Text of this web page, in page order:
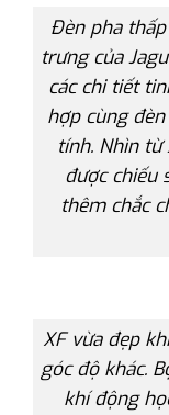
Đèn pha
trưng của
các chi tiết
hợp cùng
tính. Nhìn từ
được chiếu
thêm chắc
XF vừa đẹp
góc độ khác.
khí động